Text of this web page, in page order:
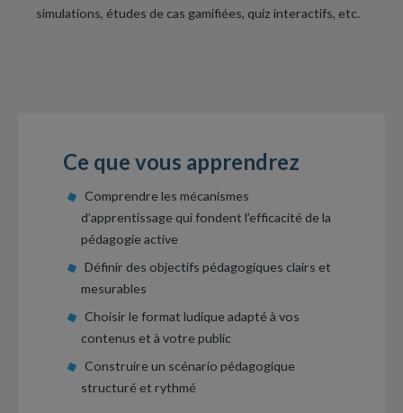
simulations, études de cas gamifiées, quiz interactifs, etc.
Ce que vous apprendrez
Comprendre les mécanismes
d’apprentissage qui fondent l’efficacité de la
pédagogie active
Définir des objectifs pédagogiques clairs et
mesurables
Choisir le format ludique adapté à vos
contenus et à votre public
Construire un scénario pédagogique
structuré et rythmé